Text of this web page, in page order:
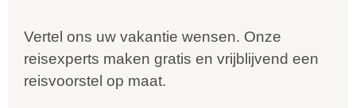
Vertel ons uw vakantie wensen. Onze
reisexperts maken gratis en vrijblijvend een
reisvoorstel op maat.